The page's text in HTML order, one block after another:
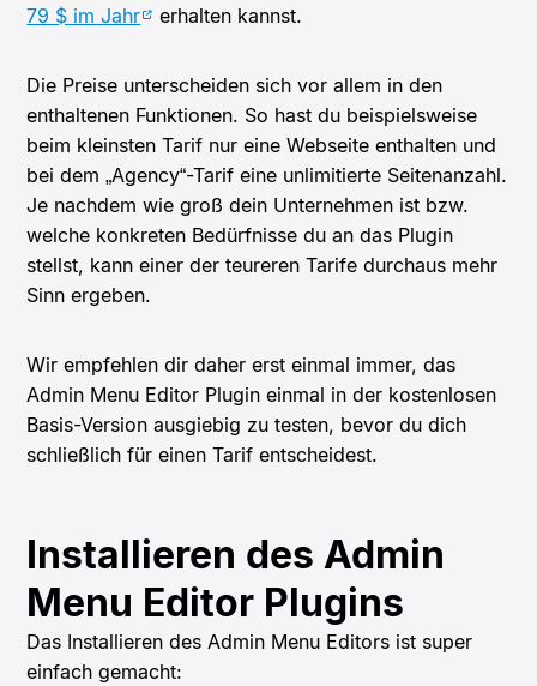
79 $ im Jahr
erhalten kannst.
Die Preise unterscheiden sich vor allem in den
enthaltenen Funktionen. So hast du beispielsweise
beim kleinsten Tarif nur eine Webseite enthalten und
bei dem „Agency“-Tarif eine unlimitierte Seitenanzahl.
Je nachdem wie groß dein Unternehmen ist bzw.
welche konkreten Bedürfnisse du an das Plugin
stellst, kann einer der teureren Tarife durchaus mehr
Sinn ergeben.
Wir empfehlen dir daher erst einmal immer, das
Admin Menu Editor Plugin einmal in der kostenlosen
Basis-Version ausgiebig zu testen, bevor du dich
schließlich für einen Tarif entscheidest.
Installieren des Admin
Menu Editor Plugins
Das Installieren des Admin Menu Editors ist super
einfach gemacht: